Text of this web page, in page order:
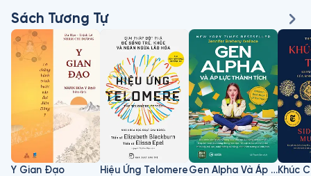
Sách Tương Tự
Y Gian Đạo
Hiệu Ứng Telomere
Gen Alpha Và Áp Lực Thành Tích